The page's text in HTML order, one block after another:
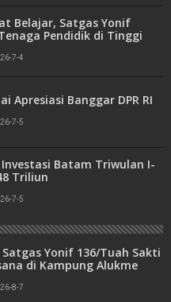
Belajar, Satgas Yonif
Pendidik di Tinggi
7-4
Apresiasi Banggar DPR RI
7-5
Investasi Batam Triwulan I-
Triliun
7-5
Yonif 136/Tuah Sakti
di Kampung Alukme
8-7